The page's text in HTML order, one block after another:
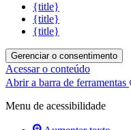
{title}
{title}
{title}
Gerenciar o consentimento
Acessar o conteúdo
Abrir a barra de ferramentas
Menu de acessibilidade